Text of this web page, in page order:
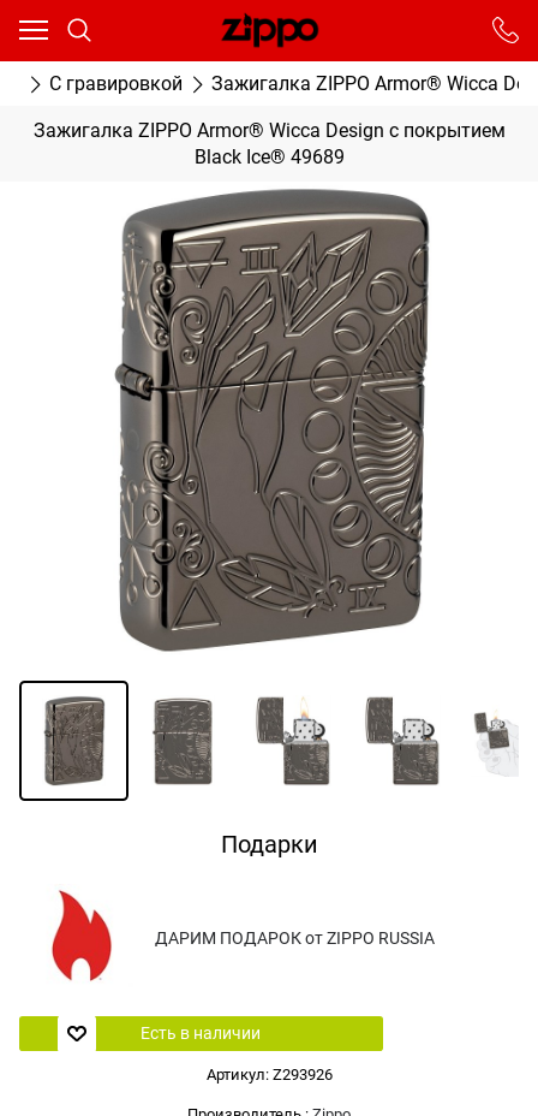
С гравировкой Зажигалка ZIPPO Armor® Wicca
Зажигалка ZIPPO Armor® Wicca Design с покрытием
Black Ice® 49689
Подарки
ДАРИМ ПОДАРОК от ZIPPO RUSSIA
Есть в наличии
Артикул: Z293926
Ваш город - Москва,
От выбранного города зависят сроки доставки